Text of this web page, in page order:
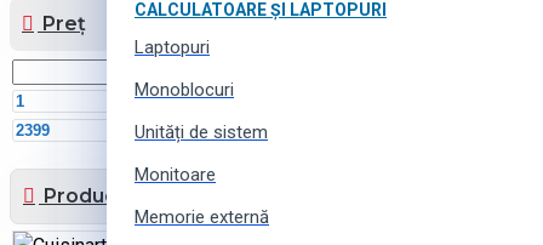
CALCULATOARE ȘI LAPTOPURI
Laptopuri
Monoblocuri
Unități de sistem
Monitoare
Memorie externă
Preț
MDL
MDL
Producător